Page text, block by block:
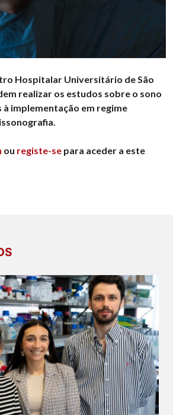
Hospitalar Universitário de São
realizar os estudos sobre o sono
à implementação em regime
ou registe-se para aceder a este